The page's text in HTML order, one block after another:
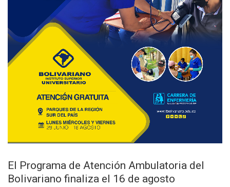
El Programa de Atención Ambulatoria del
Bolivariano finaliza el 16 de agosto